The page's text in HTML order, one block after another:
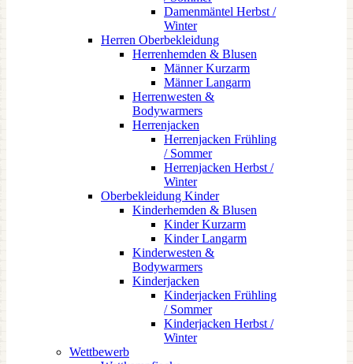
Damenmäntel Herbst /
Winter
Herren Oberbekleidung
Herrenhemden & Blusen
Männer Kurzarm
Männer Langarm
Herrenwesten &
Bodywarmers
Herrenjacken
Herrenjacken Frühling
/ Sommer
Herrenjacken Herbst /
Winter
Oberbekleidung Kinder
Kinderhemden & Blusen
Kinder Kurzarm
Kinder Langarm
Kinderwesten &
Bodywarmers
Kinderjacken
Kinderjacken Frühling
/ Sommer
Kinderjacken Herbst /
Winter
Wettbewerb